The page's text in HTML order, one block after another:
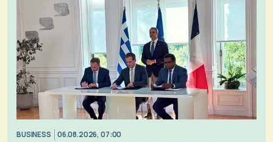
BUSINESS 06.08.2026, 07:00